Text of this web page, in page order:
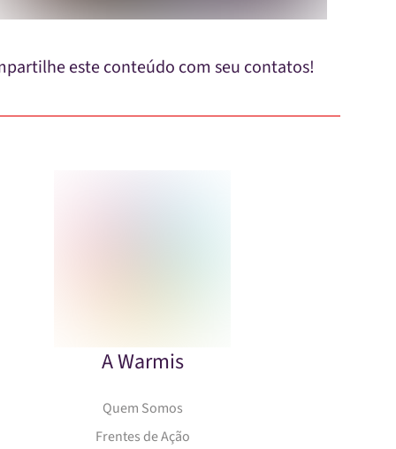
este conteúdo com seu contatos!
A Warmis
Quem Somos
Frentes de Ação